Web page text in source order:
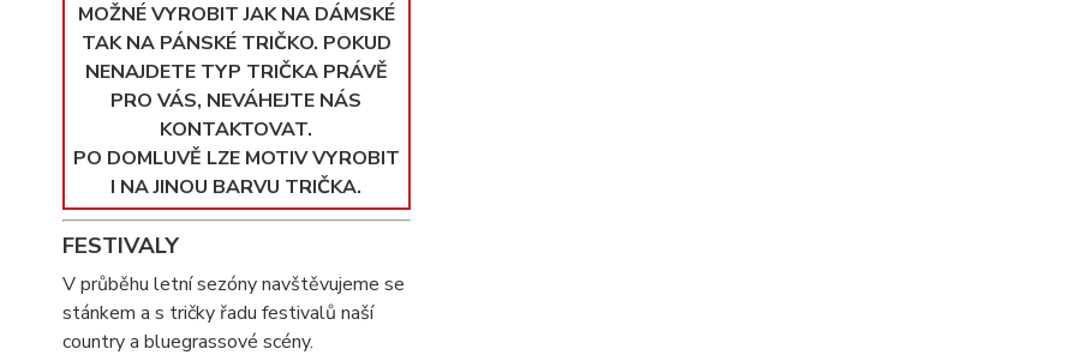
MOŽNÉ VYROBIT JAK NA DÁMSKÉ
TAK NA PÁNSKÉ TRIČKO. POKUD
NENAJDETE TYP TRIČKA PRÁVĚ
PRO VÁS, NEVÁHEJTE NÁS
KONTAKTOVAT.
PO DOMLUVĚ LZE MOTIV VYROBIT
I NA JINOU BARVU TRIČKA.
FESTIVALY
V průběhu letní sezóny navštěvujeme se
stánkem a s tričky řadu festivalů naší
country a bluegrassové scény.